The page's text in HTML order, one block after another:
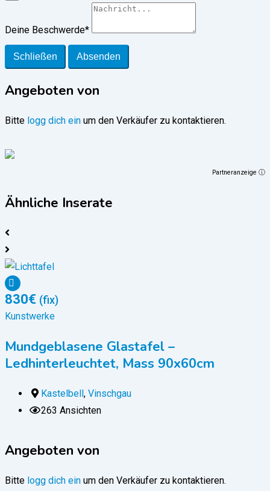
Deine Beschwerde*
Schließen Absenden
Angeboten von
Bitte logg dich ein um den Verkäufer zu kontaktieren.
Partneranzeige ⓘ
Ähnliche Inserate
830€ (fix)
Kunstwerke
Mundgeblasene Glastafel –
Ledhinterleuchtet, Mass 90x60cm
Kastelbell , Vinschgau
263 Ansichten
Angeboten von
Bitte logg dich ein um den Verkäufer zu kontaktieren.